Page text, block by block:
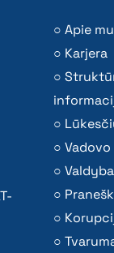
Apie
Karjera
Valdyba